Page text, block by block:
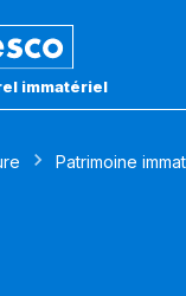
immatériel
Patrimoine